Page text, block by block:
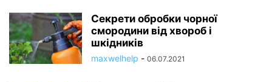
Секрети обробки чорної
смородини від хвороб і
шкідників
maxwelhelp - 06.07.2021